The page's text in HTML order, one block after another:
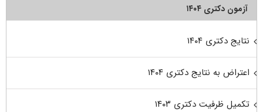
آزمون دکتری ۱۴۰۴
نتایج دکتری ۱۴۰۴
اعتراض به نتایج دکتری ۱۴۰۴
تکمیل ظرفیت دکتری ۱۴۰۳